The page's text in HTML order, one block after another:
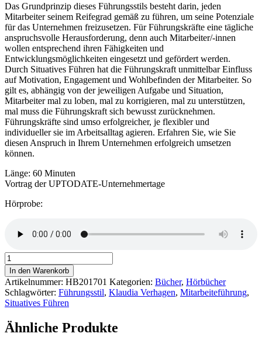
Das Grundprinzip dieses Führungsstils besteht darin, jeden
Mitarbeiter seinem Reifegrad gemäß zu führen, um seine Potenziale
für das Unternehmen freizusetzen. Für Führungskräfte eine tägliche
anspruchsvolle Herausforderung, denn auch Mitarbeiter/-innen
wollen entsprechend ihren Fähigkeiten und
Entwicklungsmöglichkeiten eingesetzt und gefördert werden.
Durch Situatives Führen hat die Führungskraft unmittelbar Einfluss
auf Motivation, Engagement und Wohlbefinden der Mitarbeiter. So
gilt es, abhängig von der jeweiligen Aufgabe und Situation,
Mitarbeiter mal zu loben, mal zu korrigieren, mal zu unterstützen,
mal muss die Führungskraft sich bewusst zurücknehmen.
Führungskräfte sind umso erfolgreicher, je flexibler und
individueller sie im Arbeitsalltag agieren. Erfahren Sie, wie Sie
diesen Anspruch in Ihrem Unternehmen erfolgreich umsetzen
können.
Länge: 60 Minuten
Vortrag der UPTODATE-Unternehmertage
Hörprobe:
Hörbuch:
Mitarbeiterführung
heute
–
Erfolgsfaktor
Situatives
Führen
Menge
In den Warenkorb
Artikelnummer: HB201701 Kategorien: Bücher, Hörbücher
Schlagwörter: Führungsstil, Klaudia Verhagen, Mitarbeiteführung,
Situatives Führen
Ähnliche Produkte